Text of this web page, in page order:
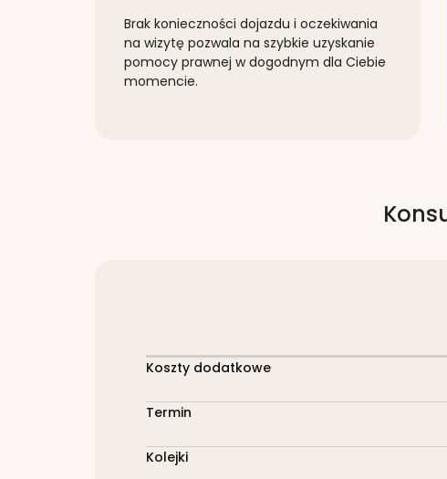
Brak konieczności dojazdu i oczekiwania
na wizytę pozwala na szybkie uzyskanie
pomocy prawnej w dogodnym dla Ciebie
momencie.
Koszty dodatkowe
Termin
Kolejki